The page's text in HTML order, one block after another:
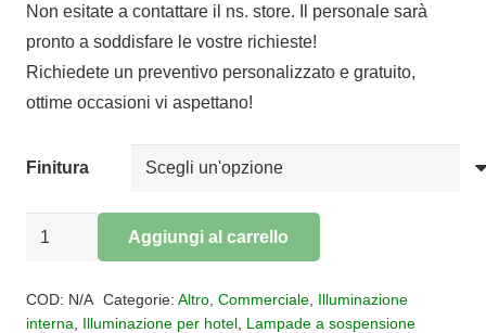
prezzo:
da
€216,48
a
€304,22
Non esitate a contattare il ns. store. Il personale sarà
pronto a soddisfare le vostre richieste!
Richiedete un preventivo personalizzato e gratuito,
ottime occasioni vi aspettano!
Finitura
Sospensione
luci
Aggiungi al carrello
COD: N/A Categorie: Altro, Commerciale, Illuminazione
interna
Illuminazione per hotel Lampade a sospensione